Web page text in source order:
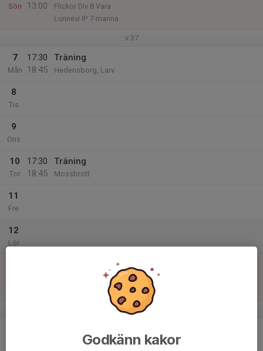
Sön
13:00
Flickor Div 8 Vara
Lunnevi IP 7-manna
v.37
7
Mån
17:30
18:45
Träning
Hedensborg, Larv
8
Tis
9
Ons
10
Tor
17:30
18:45
Träning
Mossbrott
11
Fre
12
Lör
Match mot Ospecificerat lag (2)
Flickor Div 8 Vara
v.38
Hedensborg, Larv
Godkänn kakor